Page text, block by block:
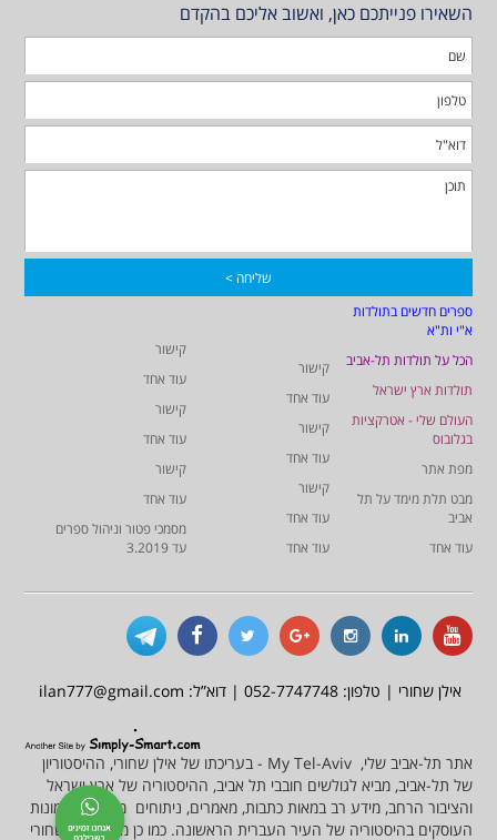
השאירו פנייתכם כאן, ואשוב אליכם בהקדם
ספרים חדשים בתולדות
א"י ות"א
הכל על תולדות תל-אביב
תולדות ארץ ישראל
העולם שלי - אטרקציות
בגלובוס
מפת אתר
מבט תלת מימד על תל
אביב
עוד אחד
קישור
עוד אחד
קישור
עוד אחד
קישור
עוד אחד
עוד אחד
קישור
עוד אחד
קישור
עוד אחד
קישור
עוד אחד
מסמכי פטור וניהול ספרים
עד 3.2019
אילן שחורי | טלפון: 052-7747748 | דוא”ל: ilan777@gmail.com
אתר תל-אביב שלי, My Tel-Aviv - בעריכתו של אילן שחורי, ההיסטוריון
של תל-אביב, מביא לגולשים חובבי תל אביב, ההיסטוריה של ארץ ישראל
והציבור הרחב, מידע רב במאות כתבות, מאמרים, ניתוחים מסמכים ותמונות
העוסקים בהיסטוריה של העיר העברית הראשונה. כמו כן מציע אילן שחורי